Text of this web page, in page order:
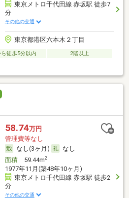
東京メトロ千代田線 赤坂駅 徒歩7
分
その他の交通
東京都港区六本木２丁目
徒歩5分以内
2階以上
58.74万円
管理費等なし
なし(3ヶ月)
なし
面積59.44m2
1977年11月(築48年10ヶ月)
東京メトロ千代田線 赤坂駅 徒歩2
分
その他の交通